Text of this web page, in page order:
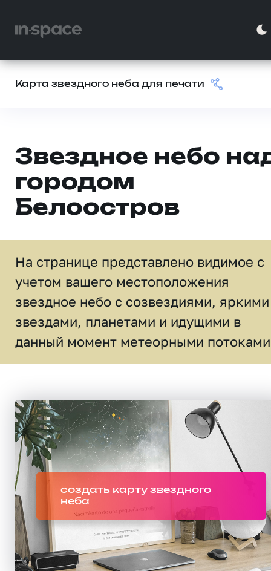
Карта звездного неба для печати
Звездное небо
городом
Белоостров
На странице представлено видимое c
учетом вашего местоположения
звездное небо c созвездиями, яркими
звездами, планетами и идущими в
данный момент метеорными
создать карту звездного
неба